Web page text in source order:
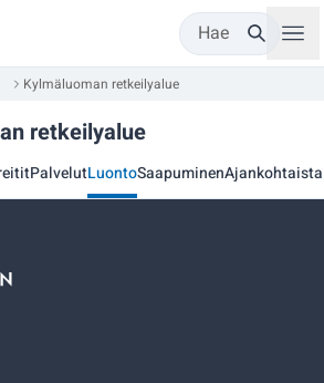
Hae
Kylmäluoman retkeilyalue
retkeilyalue
PalvelutLuontoSaapuminenAjankohtaista